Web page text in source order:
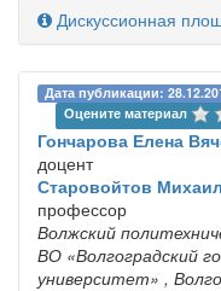
Дискуссионная
Дата публикации:
Оцените материал
Гончарова Елена
доцент
Старовойтов
профессор
Волжский
ВО «Волгоградский
университет» ,